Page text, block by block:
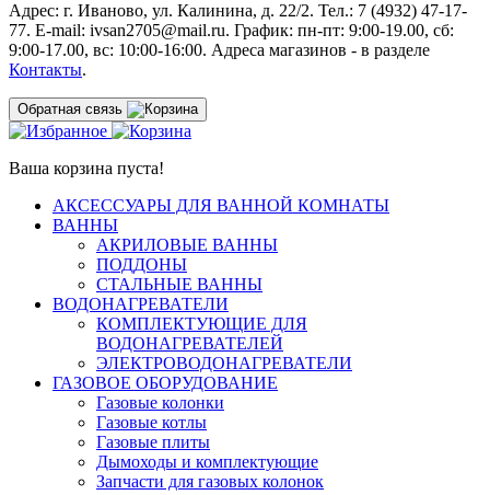
Адрес: г. Иваново, ул. Калинина, д. 22/2. Тел.: 7 (4932) 47-17-
77. E-mail: ivsan2705@mail.ru. График: пн-пт: 9:00-19.00, сб:
9:00-17.00, вс: 10:00-16:00. Адреса магазинов - в разделе
Контакты.
Обратная связь
Ваша корзина пуста!
АКСЕССУАРЫ ДЛЯ ВАННОЙ КОМНАТЫ
ВАННЫ
АКРИЛОВЫЕ ВАННЫ
ПОДДОНЫ
СТАЛЬНЫЕ ВАННЫ
ВОДОНАГРЕВАТЕЛИ
КОМПЛЕКТУЮЩИЕ ДЛЯ
ВОДОНАГРЕВАТЕЛЕЙ
ЭЛЕКТРОВОДОНАГРЕВАТЕЛИ
ГАЗОВОЕ ОБОРУДОВАНИЕ
Газовые колонки
Газовые котлы
Газовые плиты
Дымоходы и комплектующие
Запчасти для газовых колонок